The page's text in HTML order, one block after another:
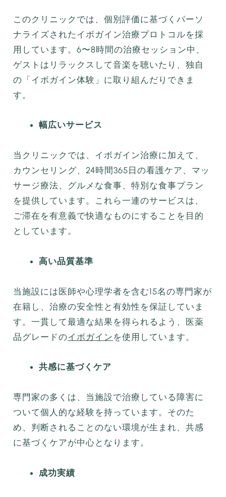
このクリニックでは、個別評価に基づくパーソ
ナライズされたイボガイン治療プロトコルを採
用しています。6〜8時間の治療セッション中、
ゲストはリラックスして音楽を聴いたり、独自
の「イボガイン体験」に取り組んだりできま
す。
幅広いサービス
当クリニックでは、イボガイン治療に加えて、
カウンセリング、24時間365日の看護ケア、マッ
サージ療法、グルメな食事、特別な食事プラン
を提供しています。これら一連のサービスは、
ご滞在を有意義で快適なものにすることを目的
としています。
高い品質基準
当施設には医師や心理学者を含む15名の専門家が
在籍し、治療の安全性と有効性を保証していま
す。一貫して最適な結果を得られるよう、医薬
品グレードのイボガイン を使用しています。
共感に基づくケア
専門家の多くは、当施設で治療している障害に
ついて個人的な経験を持っています。そのた
め、判断されることのない環境が生まれ、共感
に基づくケアが中心となります。
成功実績